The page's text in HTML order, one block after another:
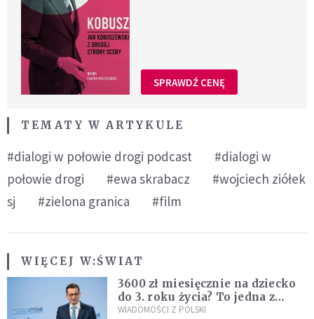
SPRAWDŹ CENĘ
TEMATY W ARTYKULE
#dialogi w połowie drogi podcast
#dialogi w
połowie drogi
#ewa skrabacz
#wojciech ziółek
sj
#zielona granica #film
WIĘCEJ W:ŚWIAT
3600 zł miesięcznie na dziecko
do 3. roku życia? To jedna z
propozycji programu "Rozwój
WIADOMOŚCI Z POLSKI